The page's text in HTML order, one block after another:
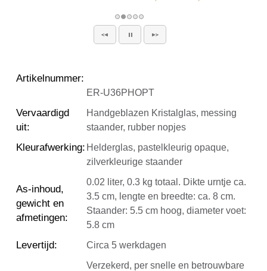
Artikelnummer:
ER-U36PHOPT
Vervaardigd
uit:
Handgeblazen Kristalglas, messing
staander, rubber nopjes
Kleurafwerking: Helderglas, pastelkleurig opaque,
zilverkleurige staander
As-inhoud,
gewicht en
afmetingen:
0.02 liter, 0.3 kg totaal. Dikte urntje ca.
3.5 cm, lengte en breedte: ca. 8 cm.
Staander: 5.5 cm hoog, diameter voet:
5.8 cm
Levertijd: Circa 5 werkdagen
Verzekerd, per snelle en betrouwbare